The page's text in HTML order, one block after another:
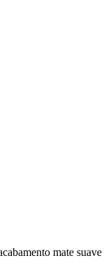
mate suave